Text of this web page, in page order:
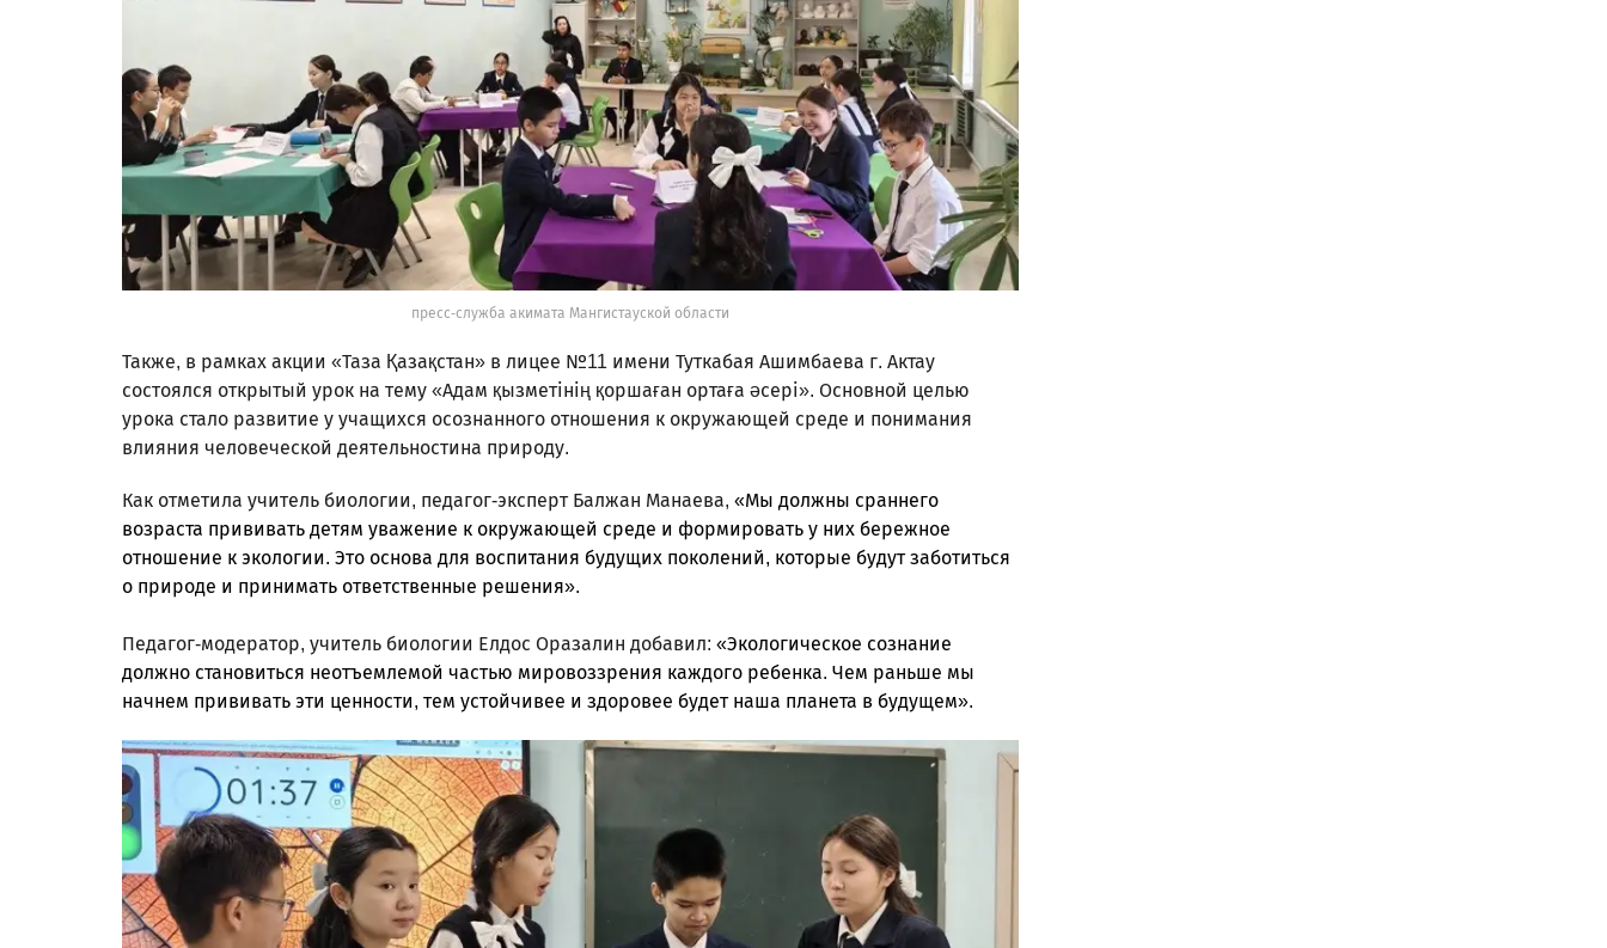
пресс-служба акимата Мангистауской области
Также, в рамках акции «Таза Қазақстан» в лицее №11 имени Туткабая Ашимбаева г. Актау
состоялся открытый урок на тему «Адам қызметінің қоршаған ортаға әсері». Основной целью
урока стало развитие у учащихся осознанного отношения к окружающей среде и понимания
влияния человеческой деятельностина природу.
Как отметила учитель биологии, педагог-эксперт Балжан Манаева, «Мы должны сраннего
возраста прививать детям уважение к окружающей среде и формировать у них бережное
отношение к экологии. Это основа для воспитания будущих поколений, которые будут заботиться
о природе и принимать ответственные решения».
Педагог-модератор, учитель биологии Елдос Оразалин добавил: «Экологическое сознание
должно становиться неотъемлемой частью мировоззрения каждого ребенка. Чем раньше мы
начнем прививать эти ценности, тем устойчивее и здоровее будет наша планета в будущем».